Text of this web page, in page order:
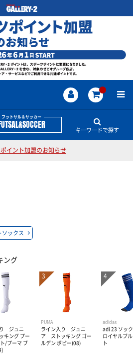
フットサル＆サッカー
ル
ーズ
グッズ
ッズ
ズ
キーワードで探す
イント加盟のお知らせ
ソックス
ング
ジュニ
キング プー
/プーマ ブ
PUMA
ライン入り ジュニ
ア ストッキング ゴー
ルデン ポピー(08)
adidas
adi 23 ソッ
ロイヤルブ
ト